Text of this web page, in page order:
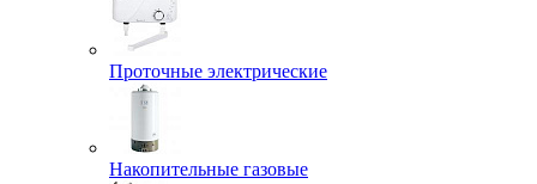
Проточные электрические
Накопительные газовые